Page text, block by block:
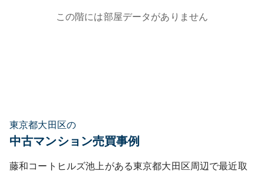
この階には部屋データがありません
東京都大田区の
中古マンション売買事例
藤和コートヒルズ池上 がある東京都大田区周辺で最近取